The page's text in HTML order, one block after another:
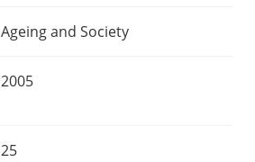
Ageing and Society
2005
25